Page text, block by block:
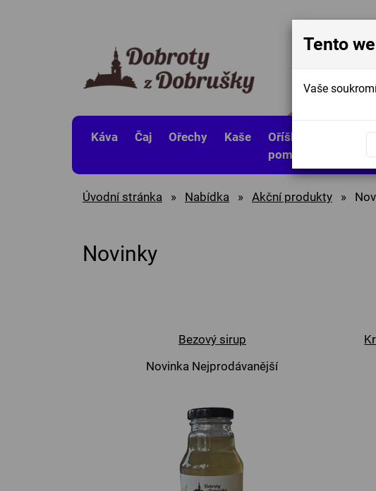
Káva Čaj Ořechy Kaše
Oříškové
pomazanky
a
Úvodní stránka » Nabídka » Akční produkty »
Novinky
Bezový sirup
Novinka Nejprodávanější
Tento
Vaše